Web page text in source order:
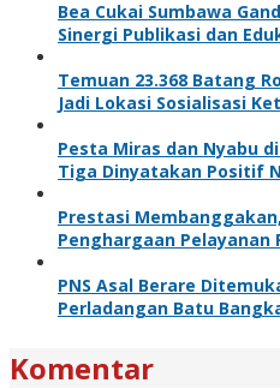
Bea Cukai Sumbawa
Sinergi Publikasi dan
Temuan 23.368 Batang
Jadi Lokasi Sosialisasi
Pesta Miras dan Nyabu
Tiga Dinyatakan Positif
Prestasi
Penghargaan Pelayanan
PNS Asal Berare
Perladangan Batu
Komentar